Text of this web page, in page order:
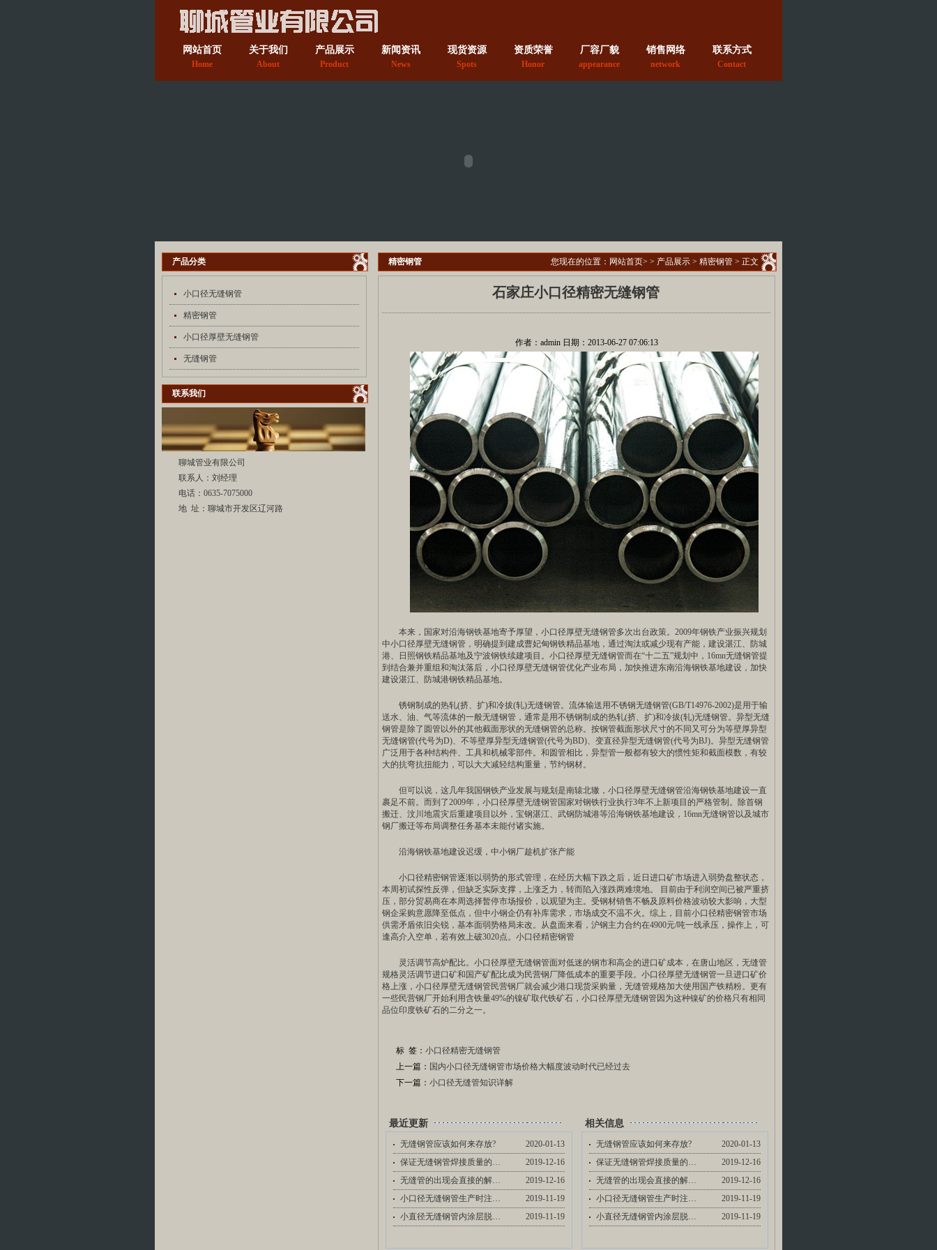
网站首页
Home
关于我们
About
产品展示
Product
新闻资讯
News
现货资源
Spots
资质荣誉
Honor
厂容厂貌
appearance
销售网络
network
联系方式
Contact
产品分类
小口径无缝钢管
精密钢管
小口径厚壁无缝钢管
无缝钢管
联系我们
聊城管业有限公司
联系人：刘经理
电话：0635-7075000
地 址：聊城市开发区辽河路
精密钢管 您现在的位置： 网站首页> > 产品展示 > 精密钢管 > 正文
石家庄小口径精密无缝钢管
作者：admin 日期：2013-06-27 07:06:13
本来，国家对沿海钢铁基地寄予厚望， 小口径厚壁无缝钢管多次出台政策。2009年钢铁产业振兴规划
中小口径厚壁无缝钢管，明确提到建成曹妃甸钢铁精品基地，通过淘汰或减少现有产能，建设湛江、防城
港、日照钢铁精品基地及宁波钢铁续建项目。小口径厚壁无缝钢管而在“十二五”规划中，16mn无缝钢管提
到结合兼并重组和淘汰落后，小口径厚壁无缝钢管优化产业布局，加快推进东南沿海钢铁基地建设，加快
建设湛江、防城港钢铁精品基地。
锈钢制成的热轧(挤、扩)和冷拔(轧)无缝钢管。流体输送用不锈钢无缝钢管(GB/T14976-2002)是用于输
送水、油、气等流体的一般无缝钢管，通常是用不锈钢制成的热轧(挤、扩)和冷拔(轧)无缝钢管。异型无缝
钢管是除了圆管以外的其他截面形状的无缝钢管的总称。按钢管截面形状尺寸的不同又可分为等壁厚异型
无缝钢管(代号为D)、不等壁厚异型无缝钢管(代号为BD)、变直径异型无缝钢管(代号为BJ)。异型无缝钢管
广泛用于各种结构件、工具和机械零部件。和圆管相比，异型管一般都有较大的惯性矩和截面模数，有较
大的抗弯抗扭能力，可以大大减轻结构重量，节约钢材。
但可以说，这几年我国钢铁产业发展与规划是南辕北辙，小口径厚壁无缝钢管沿海钢铁基地建设一直
裹足不前。而到了2009年，小口径厚壁无缝钢管国家对钢铁行业执行3年不上新项目的严格管制。除首钢
搬迁、汶川地震灾后重建项目以外，宝钢湛江、武钢防城港等沿海钢铁基地建设，16mn无缝钢管以及城市
钢厂搬迁等布局调整任务基本未能付诸实施。
沿海钢铁基地建设迟缓，中小钢厂趁机扩张产能
小口径精密钢管逐渐以弱势的形式管理，在经历大幅下跌之后，近日进口矿市场进入弱势盘整状态，
本周初试探性反弹，但缺乏实际支撑，上涨乏力，转而陷入涨跌两难境地。 目前由于利润空间已被严重挤
压，部分贸易商在本周选择暂停市场报价，以观望为主。受钢材销售不畅及原料价格波动较大影响，大型
钢企采购意愿降至低点，但中小钢企仍有补库需求，市场成交不温不火。综上，目前小口径精密钢管市场
供需矛盾依旧尖锐，基本面弱势格局未改。从盘面来看，沪钢主力合约在4900元/吨一线承压，操作上，可
逢高介入空单，若有效上破3020点。小口径精密钢管
灵活调节高炉配比。小口径厚壁无缝钢管面对低迷的钢市和高企的进口矿成本，在唐山地区，无缝管
规格灵活调节进口矿和国产矿配比成为民营钢厂降低成本的重要手段。小口径厚壁无缝钢管一旦进口矿价
格上涨，小口径厚壁无缝钢管民营钢厂就会减少港口现货采购量，无缝管规格加大使用国产铁精粉。更有
一些民营钢厂开始利用含铁量49%的镍矿取代铁矿石，小口径厚壁无缝钢管因为这种镍矿的价格只有相同
品位印度铁矿石的二分之一。
标 签： 小口径精密无缝钢管
上一篇： 国内小口径无缝钢管市场价格大幅度波动时代已经过去
下一篇： 小口径无缝管知识详解
最近更新
2020-01-13
无缝钢管应该如何来存放?
2019-12-16
保证无缝钢管焊接质量的措施有哪些方面…
2019-12-16
无缝管的出现会直接的解决了哪些需求?
2019-11-19
小口径无缝钢管生产时注意的问题
2019-11-19
小直径无缝钢管内涂层脱落的原因及预防…
相关信息
2020-01-13
无缝钢管应该如何来存放?
2019-12-16
保证无缝钢管焊接质量的措施有哪些方面…
2019-12-16
无缝管的出现会直接的解决了哪些需求?
2019-11-19
小口径无缝钢管生产时注意的问题
2019-11-19
小直径无缝钢管内涂层脱落的原因及预防…